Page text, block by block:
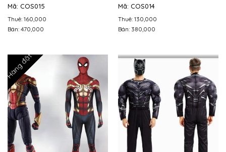
Mã: COS015
Thuê: 160,000
Bán: 470,000
Mã: COS014
Thuê: 130,000
Bán: 380,000
Hàng đặt